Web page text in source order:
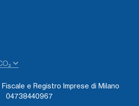
Fiscale e Registro Imprese di Milano
04738440967